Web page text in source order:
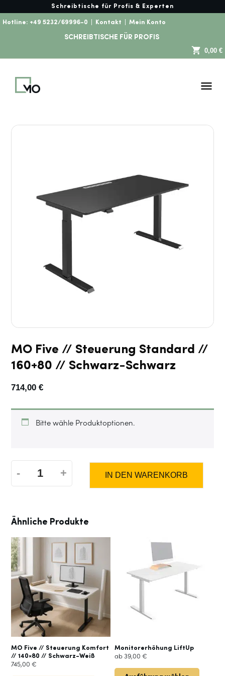
Schreibtische für Profis & Experten
Hotline: +49 5232/69996-0 Kontakt Mein Konto
SCHREIBTISCHE FÜR PROFIS
0,00 €
MO Five // Steuerung Standard //
160+80 // Schwarz-Schwarz
714,00 €
Bitte wähle Produktoptionen.
-
MO
//
Steuerung
Standard
//
160+80
//
+ IN DEN WARENKORB
Ähnliche Produkte
MO Five // Steuerung Komfort
// 140×80 // Schwarz-Weiß
745,00 €
Monitorerhöhung LiftUp
ab39,00€
mehrere
Varianten
Optionen
der
Produktseite
gewählt